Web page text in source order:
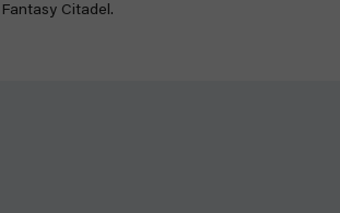
Fantasy Citadel.